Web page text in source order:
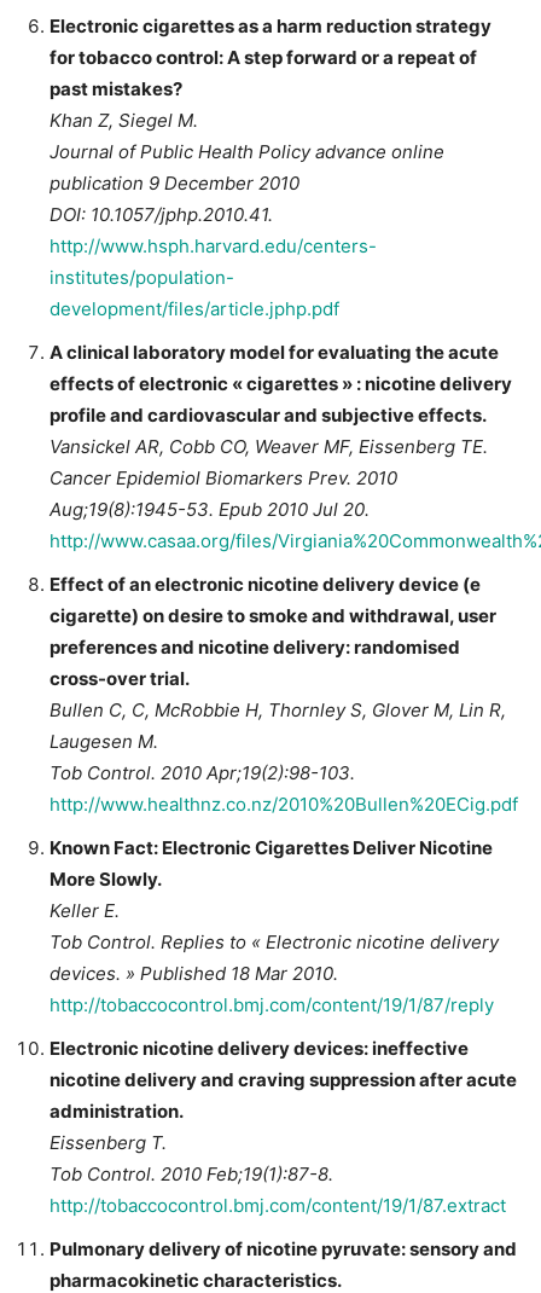
Electronic cigarettes as a harm reduction strategy
for tobacco control: A step forward or a repeat of
past mistakes?
Khan Z, Siegel M.
Journal of Public Health Policy advance online
publication 9 December 2010
DOI: 10.1057/jphp.2010.41.
http://www.hsph.harvard.edu/centers-
institutes/population-
development/files/article.jphp.pdf
A clinical laboratory model for evaluating the acute
effects of electronic « cigarettes » : nicotine delivery
profile and cardiovascular and subjective effects.
Vansickel AR, Cobb CO, Weaver MF, Eissenberg TE.
Cancer Epidemiol Biomarkers Prev. 2010
Aug;19(8):1945-53. Epub 2010 Jul 20.
http://www.casaa.org/files/
Effect of an electronic nicotine delivery device (e
cigarette) on desire to smoke and withdrawal, user
preferences and nicotine delivery: randomised
cross-over trial.
Bullen C, C, McRobbie H, Thornley S, Glover M, Lin R,
Laugesen M.
Tob Control. 2010 Apr;19(2):98-103.
http://www.healthnz.co.nz/2010%20Bullen%20ECig.pdf
Known Fact: Electronic Cigarettes Deliver Nicotine
More Slowly.
Keller E.
Tob Control. Replies to « Electronic nicotine delivery
devices. » Published 18 Mar 2010.
http://tobaccocontrol.bmj.com/content/19/1/87/reply
Electronic nicotine delivery devices: ineffective
nicotine delivery and craving suppression after acute
administration.
Eissenberg T.
Tob Control. 2010 Feb;19(1):87-8.
http://tobaccocontrol.bmj.com/content/19/1/87.extract
Pulmonary delivery of nicotine pyruvate: sensory and
pharmacokinetic characteristics.